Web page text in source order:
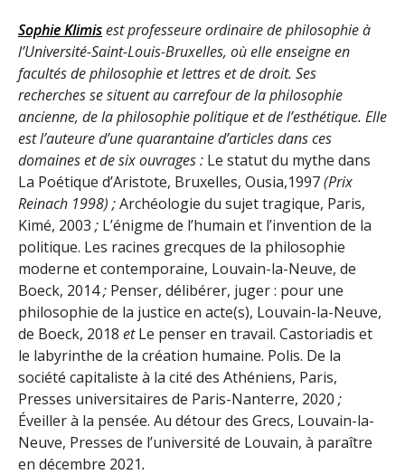
Sophie Klimisest professeure ordinaire de philosophie à
l’Université-Saint-Louis-Bruxelles, où elle enseigne en
facultés de philosophie et lettres et de droit. Ses
recherches se situent au carrefour de la philosophie
ancienne, de la philosophie politique et de l’esthétique. Elle
est l’auteure d’une quarantaine d’articles dans ces
domaines et de six ouvrages : Le statut du mythe dans
La Poétique d’Aristote, Bruxelles, Ousia,1997(Prix
Reinach 1998) ;Archéologie du sujet tragique, Paris,
Kimé, 2003 ; L’énigme de l’humain et l’invention de la
politique. Les racines grecques de la philosophie
moderne et contemporaine, Louvain-la-Neuve, de
Boeck, 2014; Penser, délibérer, juger : pour une
philosophie de la justice en acte(s), Louvain-la-Neuve,
de Boeck, 2018 etLe penser en travail. Castoriadis et
le labyrinthe de la création humaine. Polis. De la
société capitaliste à la cité des Athéniens, Paris,
Presses universitaires de Paris-Nanterre, 2020 ;
Éveiller à la pensée. Au détour des Grecs, Louvain-la-
Neuve, Presses de l’université de Louvain, à paraître
en décembre 2021.